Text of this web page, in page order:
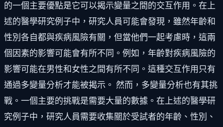
的一個主要優點是它可以揭示變量之間的交互作用。在上
述的醫學研究例子中，研究人員可能會發現，雖然年齡和
性別各自都與疾病風險有關，但當他們一起考慮時，這兩
個因素的影響可能會有所不同。例如，年齡對疾病風險的
影響可能在男性和女性之間有所不同。這種交互作用只有
通過多變量分析才能被揭示。 然而，多變量分析也有其挑
戰。一個主要的挑戰是需要大量的數據。在上述的醫學研
究例子中，研究人員需要收集關於受試者的年齡、性別、